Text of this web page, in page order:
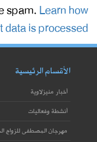
spam.Learn how
is processed.
الأقسام الرئيسية
أخبار منيزلاوية
أنشطة وفعاليات
مهرجان المصطفى للزواج